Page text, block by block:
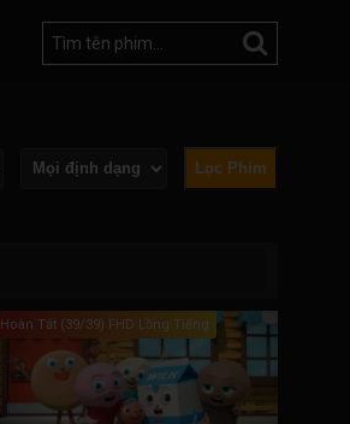
Lọc Phim
Hoàn Tất (39/39) FHD Lồng Tiếng